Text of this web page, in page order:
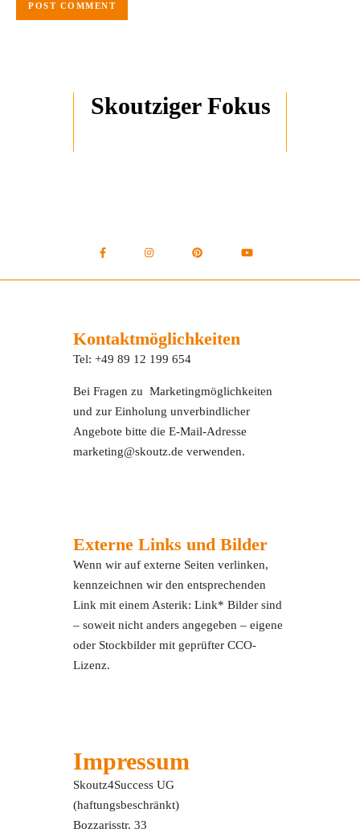
Skoutziger Fokus
Kontaktmöglichkeiten
Tel: +49 89 12 199 654
Bei Fragen zu Marketingmöglichkeiten
und zur Einholung unverbindlicher
Angebote bitte die E-Mail-Adresse
marketing@skoutz.de verwenden.
Externe Links und Bilder
Wenn wir auf externe Seiten verlinken,
kennzeichnen wir den entsprechenden
Link mit einem Asterik: Link* Bilder sind
– soweit nicht anders angegeben – eigene
oder Stockbilder mit geprüfter CCO-
Lizenz.
Impressum
Skoutz4Success UG
(haftungsbeschränkt)
Bozzarisstr. 33